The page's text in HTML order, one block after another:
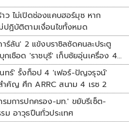
ว ไม่เปิดช่องแคบฮอร์มุซ หาก
ปฏิบัติตามเงื่อนไขทั้งหมด
ร์ลัน' 2 แข้งบราซิลซัดคนละประตู
กเชือด 'ราชบุรี' เก็บชัยอุ่นเครื่อง 4
ทร์' รั้งท็อป 4 'เฟอร์-ปัญจรุจน์'
ำคัญ ศึก ARRC สนาม 4 เรซ 2
มการปกครอง-มท.' ขยับรีเซ็ต-
ม อาวุธปืนทั่วประเทศ